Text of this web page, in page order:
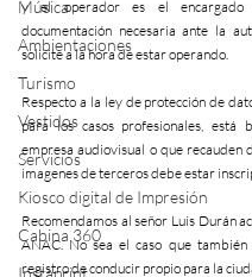
Música
Ambientaciones
Turismo
Vestidos
Servicios
Kiosco digital de Impresión
Cabina 360
Instaprint
y el operador es el
documentación necesaria ante la
solicite a la hora de estar operando.
Respecto a la ley de protección de
para los casos profesionales, está
empresa audiovisual o que recauden
imagenes de terceros debe estar
Recomendamos al señor Luis Durán
ANAC. No sea el caso que
registro de conducir propio para la